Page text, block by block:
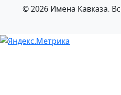
© 2026 Имена Кавказа.